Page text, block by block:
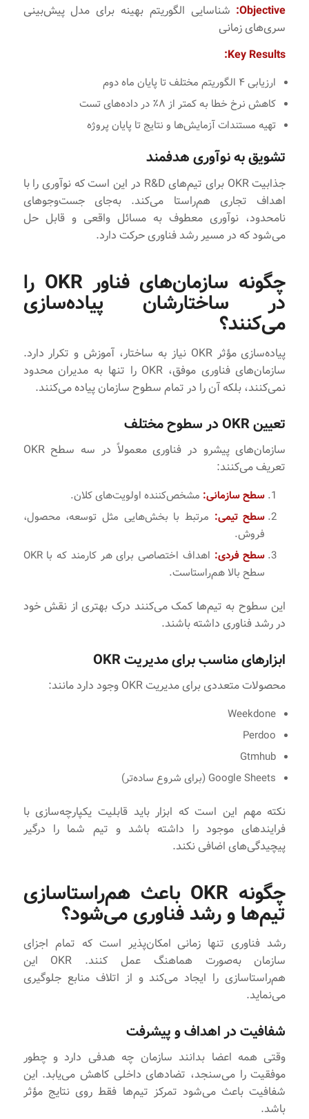
Objective: شناسایی الگوریتم بهینه برای مدل پیش‌بینی
سری‌های زمانی
Key Results:
ارزیابی ۴ الگوریتم مختلف تا پایان ماه دوم
کاهش نرخ خطا به کمتر از ۸٪ در داده‌های تست
تهیه مستندات آزمایش‌ها و نتایج تا پایان پروژه
تشویق به نوآوری هدفمند
جذابیت OKR برای تیم‌های R&D در این است که نوآوری را با
اهداف تجاری هم‌راستا می‌کند. به‌جای جست‌وجوهای
نامحدود، نوآوری معطوف به مسائل واقعی و قابل حل
می‌شود که در مسیر رشد فناوری حرکت دارد.
چگونه سازمان‌های فناور OKR را
در ساختارشان پیاده‌سازی
می‌کنند؟
پیاده‌سازی مؤثر OKR نیاز به ساختار، آموزش و تکرار دارد.
سازمان‌های فناوری موفق، OKR را تنها به مدیران محدود
نمی‌کنند، بلکه آن را در تمام سطوح سازمان پیاده می‌کنند.
تعیین OKR در سطوح مختلف
سازمان‌های پیشرو در فناوری معمولاً در سه سطح OKR
تعریف می‌کنند:
سطح سازمانی: مشخص‌کننده اولویت‌های کلان.
سطح تیمی: مرتبط با بخش‌هایی مثل توسعه، محصول،
فروش.
سطح فردی:
اهداف اختصاصی برای هر کارمند که با OKR
سطح بالا هم‌راستاست.
این سطوح به تیم‌ها کمک می‌کنند درک بهتری از نقش خود
در رشد فناوری داشته باشند.
ابزارهای مناسب برای مدیریت OKR
محصولات متعددی برای مدیریت OKR وجود دارد مانند:
Weekdone
Perdoo
Gtmhub
Google Sheets (برای شروع ساده‌تر)
نکته مهم این است که ابزار باید قابلیت یکپارچه‌سازی با
فرایندهای موجود را داشته باشد و تیم شما را درگیر
پیچیدگی‌های اضافی نکند.
چگونه OKR باعث هم‌راستاسازی
تیم‌ها و رشد فناوری می‌شود؟
رشد فناوری تنها زمانی امکان‌پذیر است که تمام اجزای
سازمان به‌صورت هماهنگ عمل کنند. OKR این
هم‌راستاسازی را ایجاد می‌کند و از اتلاف منابع جلوگیری
می‌نماید.
شفافیت در اهداف و پیشرفت
وقتی همه اعضا بدانند سازمان چه هدفی دارد و چطور
موفقیت را می‌سنجد، تضادهای داخلی کاهش می‌یابد. این
شفافیت باعث می‌شود تمرکز تیم‌ها فقط روی نتایج مؤثر
باشد.